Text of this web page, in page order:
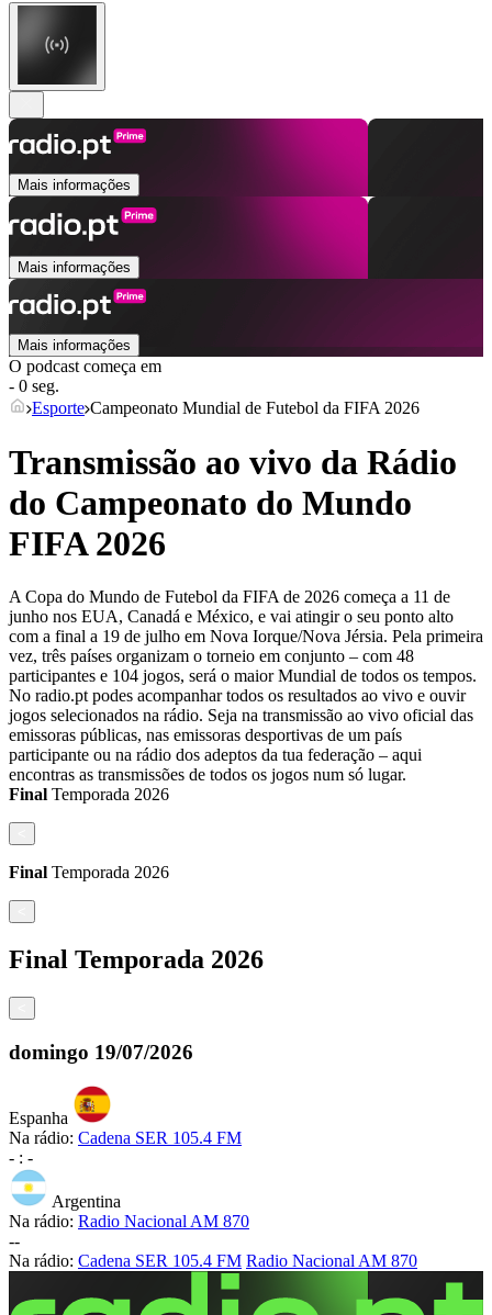
Mais informações
Mais informações
Mais informações
O podcast começa em
- 0 seg.
Esporte Campeonato Mundial de Futebol da FIFA 2026
Transmissão ao vivo da Rádio
do Campeonato do Mundo
FIFA 2026
A Copa do Mundo de Futebol da FIFA de 2026 começa a 11 de
junho nos EUA, Canadá e México, e vai atingir o seu ponto alto
com a final a 19 de julho em Nova Iorque/Nova Jérsia. Pela primeira
vez, três países organizam o torneio em conjunto – com 48
participantes e 104 jogos, será o maior Mundial de todos os tempos.
No radio.pt podes acompanhar todos os resultados ao vivo e ouvir
jogos selecionados na rádio. Seja na transmissão ao vivo oficial das
emissoras públicas, nas emissoras desportivas de um país
participante ou na rádio dos adeptos da tua federação – aqui
encontras as transmissões de todos os jogos num só lugar.
Final Temporada 2026
Final Temporada 2026
Final Temporada 2026
domingo 19/07/2026
Espanha
Na rádio: Cadena SER 105.4 FM
- : -
Argentina
Na rádio: Radio Nacional AM 870
--
Na rádio: Cadena SER 105.4 FM Radio Nacional AM 870